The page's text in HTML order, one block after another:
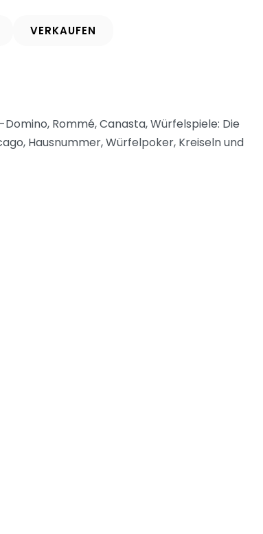
VERKAUFEN
Rommé, Canasta, Würfelspiele: Die
Hausnummer, Würfelpoker, Kreiseln und